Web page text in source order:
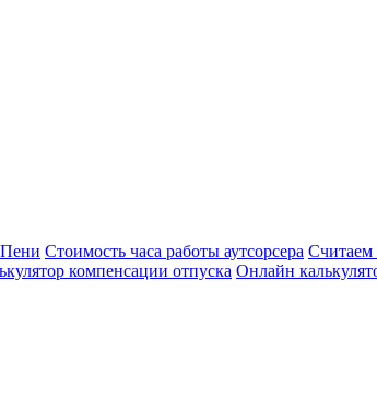
Пени Стоимость часа работы аутсорсера Считаем
компенсации отпуска Онлайн